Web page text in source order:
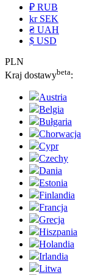
₽ RUB
kr SEK
₴ UAH
$ USD
PLN
Kraj dostawybeta:
Austria
Belgia
Bułgaria
Chorwacja
Cypr
Czechy
Dania
Estonia
Finlandia
Francja
Grecja
Hiszpania
Holandia
Irlandia
Litwa